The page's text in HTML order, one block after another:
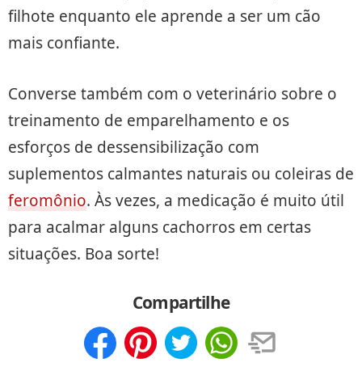
filhote enquanto ele aprende a ser um cão
mais confiante.
Converse também com o veterinário sobre o
treinamento de emparelhamento e os
esforços de dessensibilização com
suplementos calmantes naturais ou coleiras de
feromônio. Às vezes, a medicação é muito útil
para acalmar alguns cachorros em certas
situações. Boa sorte!
Compartilhe